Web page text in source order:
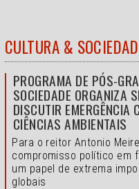
CULTURA &
PROGRAMA DE PÓS-
SOCIEDADE ORGANIZA
DISCUTIR EMERGÊNCIA
CIÊNCIAS AMBIENTAIS
Para o reitor Antonio
compromisso político em
um papel de extrema
globais